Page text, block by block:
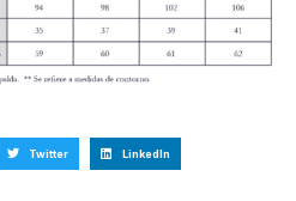
Twitter LinkedIn